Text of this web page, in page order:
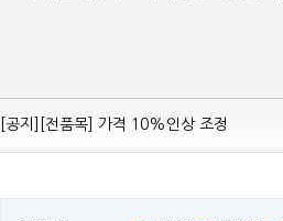
[공지][Mean Well 제품 전품목] 10% 가격
[공지][전품목] 가격 10%인상 조정
[공지][민웰] 전품목 가격 조정의건